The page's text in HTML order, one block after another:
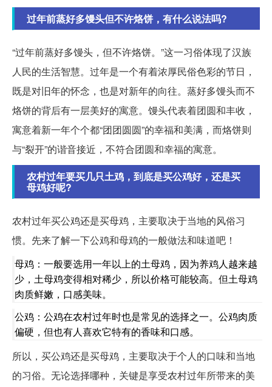
过年前蒸好多馒头但不许烙饼，有什么说法吗?
“过年前蒸好多馒头，但不许烙饼。”这一习俗体现了汉族
人民的生活智慧。过年是一个有着浓厚民俗色彩的节日，
既是对旧年的怀念，也是对新年的向往。蒸好多馒头而不
烙饼的背后有一层美好的寓意。馒头代表着团圆和丰收，
寓意着新一年个个都“团团圆圆”的幸福和美满，而烙饼则
与“裂开”的谐音接近，不符合团圆和幸福的寓意。
农村过年要买几只土鸡，到底是买公鸡好，还是买
母鸡好呢?
农村过年买公鸡还是买母鸡，主要取决于当地的风俗习
惯。先来了解一下公鸡和母鸡的一般做法和味道吧！
母鸡：一般要选用一年以上的土母鸡，因为养鸡人越来越
少，土母鸡变得相对稀少，所以价格可能较高。但土母鸡
肉质鲜嫩，口感美味。
公鸡：公鸡在农村过年时也是常见的选择之一。公鸡肉质
偏硬，但也有人喜欢它特有的香味和口感。
所以，买公鸡还是买母鸡，主要取决于个人的口味和当地
的习俗。无论选择哪种，关键是享受农村过年所带来的美